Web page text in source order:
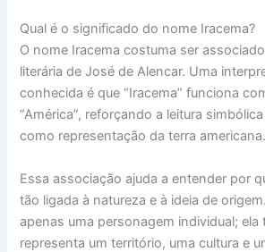
Qual é o significado do nome Iracema?
O nome Iracema costuma ser
literária de José de Alencar. Uma
conhecida é que “Iracema” funciona
“América”, reforçando a leitura
como representação da terra americana.
Essa associação ajuda a entender por
tão ligada à natureza e à ideia de
apenas uma personagem individual; ela
representa um território, uma cultura e